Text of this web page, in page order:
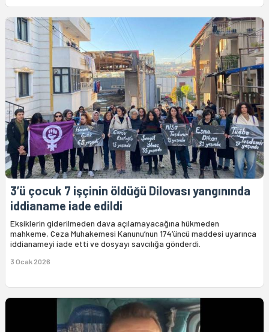
3’ü çocuk 7 işçinin öldüğü Dilovası yangınında
iddianame iade edildi
Eksiklerin giderilmeden dava açılamayacağına hükmeden
mahkeme, Ceza Muhakemesi Kanunu’nun 174’üncü maddesi uyarınca
iddianameyi iade etti ve dosyayı savcılığa gönderdi.
3 Ocak 2026